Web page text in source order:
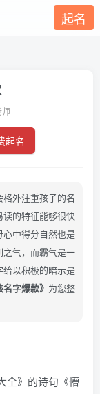
起名
师
起名
外注重孩子的名
的特征能够很快
中得分自然也是
气，而霸气是一
以积极的暗示是
名字爆款》 为您整
全》的诗句《懵